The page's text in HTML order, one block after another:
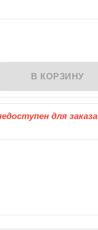
для заказа